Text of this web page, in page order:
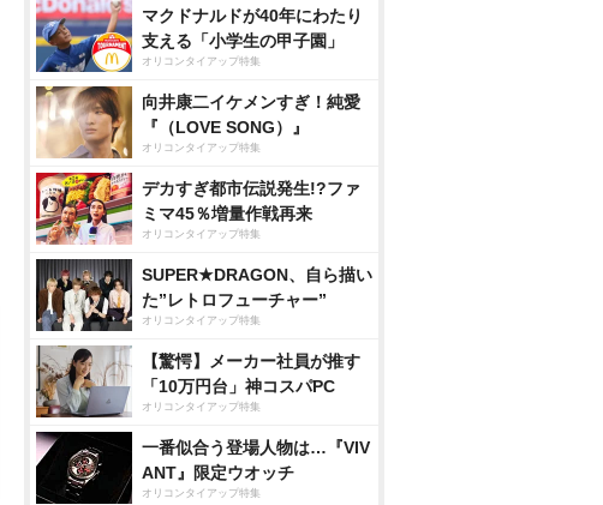
マクドナルドが40年にわたり
支える「小学生の甲子園」
オリコンタイアップ特集
向井康二イケメンすぎ！純愛
『（LOVE SONG）』
オリコンタイアップ特集
デカすぎ都市伝説発生!?ファ
ミマ45％増量作戦再来
オリコンタイアップ特集
SUPER★DRAGON、自ら描い
た”レトロフューチャー”
オリコンタイアップ特集
【驚愕】メーカー社員が推す
「10万円台」神コスパPC
オリコンタイアップ特集
一番似合う登場人物は…『VIV
ANT』限定ウオッチ
オリコンタイアップ特集